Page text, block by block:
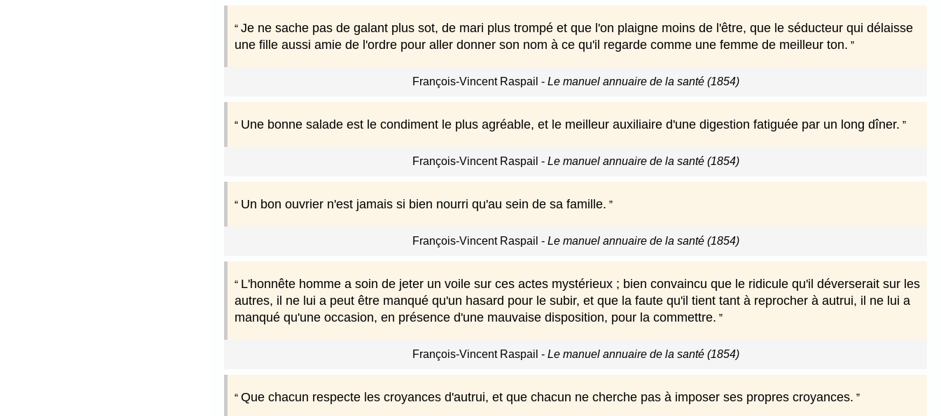
Je ne sache pas de galant plus sot, de mari plus trompé et que l'on plaigne moins de l'être, que le séducteur qui délaisse
une fille aussi amie de l'ordre pour aller donner son nom à ce qu'il regarde comme une femme de meilleur ton.
François-Vincent Raspail - Le manuel annuaire de la santé (1854)
Une bonne salade est le condiment le plus agréable, et le meilleur auxiliaire d'une digestion fatiguée par un long dîner.
François-Vincent Raspail - Le manuel annuaire de la santé (1854)
Un bon ouvrier n'est jamais si bien nourri qu'au sein de sa famille.
François-Vincent Raspail - Le manuel annuaire de la santé (1854)
L'honnête homme a soin de jeter un voile sur ces actes mystérieux ; bien convaincu que le ridicule qu'il déverserait sur les
autres, il ne lui a peut être manqué qu'un hasard pour le subir, et que la faute qu'il tient tant à reprocher à autrui, il ne lui a
manqué qu'une occasion, en présence d'une mauvaise disposition, pour la commettre.
François-Vincent Raspail - Le manuel annuaire de la santé (1854)
Que chacun respecte les croyances d'autrui, et que chacun ne cherche pas à imposer ses propres croyances.